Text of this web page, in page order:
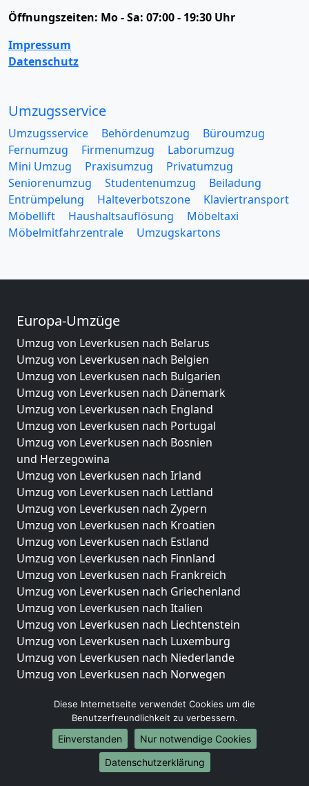
Öffnungszeiten: Mo - Sa: 07:00 - 19:30 Uhr
Impressum
Datenschutz
Umzugsservice
Umzugsservice Behördenumzug
Büroumzug
Fernumzug
Firmenumzug
Laborumzug
Mini Umzug
Praxisumzug
Privatumzug
Seniorenumzug
Studentenumzug
Beiladung
Entrümpelung
Halteverbotszone
Klaviertransport
Möbellift
Haushaltsauflösung
Möbeltaxi
Möbelmitfahrzentrale
Umzugskartons
Europa-Umzüge
Umzug von Leverkusen nach Belarus
Umzug von Leverkusen nach Belgien
Umzug von Leverkusen nach Bulgarien
Umzug von Leverkusen nach Dänemark
Umzug von Leverkusen nach England
Umzug von Leverkusen nach Portugal
Umzug von Leverkusen nach Bosnien
und Herzegowina
Umzug von Leverkusen nach Irland
Umzug von Leverkusen nach Lettland
Umzug von Leverkusen nach Zypern
Umzug von Leverkusen nach Kroatien
Umzug von Leverkusen nach Estland
Umzug von Leverkusen nach Finnland
Umzug von Leverkusen nach Frankreich
Umzug von Leverkusen nach Griechenland
Umzug von Leverkusen nach Italien
Umzug von Leverkusen nach Liechtenstein
Umzug von Leverkusen nach Luxemburg
Umzug von Leverkusen nach Niederlande
Umzug von Leverkusen nach Norwegen
Umzüge-Deutschlandweit
Umzug von Leverkusen nach Berlin
Umzug von Leverkusen nach Hamburg
Umzug von Leverkusen nach München
Umzug von Leverkusen nach Köln
Diese Internetseite verwendet Cookies um die
Benutzerfreundlichkeit zu verbessern.
Einverstanden
Nur notwendige Cookies
Datenschutzerklärung